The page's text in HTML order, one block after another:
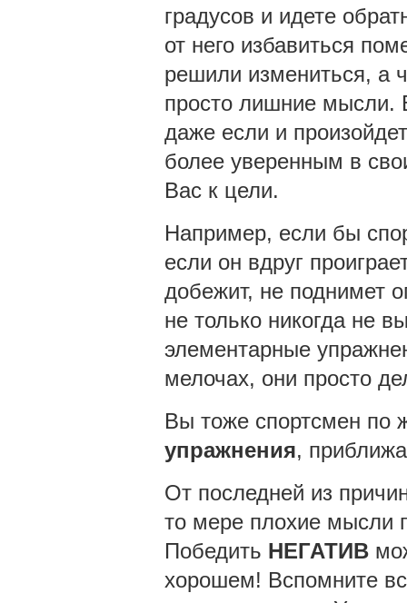
градусов и идете
от него избавиться
решили измениться, а
просто лишние мысли.
даже если и
более уверенным в
Вас к цели.
Например, если бы
если он вдруг
добежит, не поднимет
не только никогда не
элементарные
мелочах, они просто
Вы тоже спортсмен по
упражнения,
От последней из
то мере плохие мысли
Победить НЕГАТИВ
хорошем! Вспомните